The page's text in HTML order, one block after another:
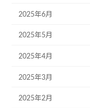
2025年6月
2025年5月
2025年4月
2025年3月
2025年2月